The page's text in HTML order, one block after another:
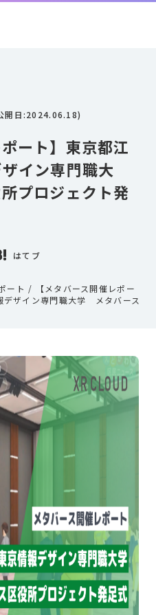
開日:2024.06.18)
ート】東京都江
イン専門職大
プロジェクト発
はてブ
ート /
【メタバース開催レポー
デザイン専門職大学 メタバース